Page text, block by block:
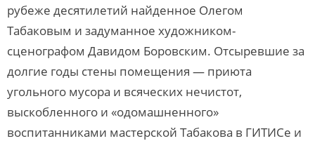
рубеже десятилетий найденное Олегом
Табаковым и задуманное художником-
сценографом Давидом Боровским. Отсыревшие за
долгие годы стены помещения — приюта
угольного мусора и всяческих нечистот,
выскобленного и «одомашненного»
воспитанниками мастерской Табакова в ГИТИСе и